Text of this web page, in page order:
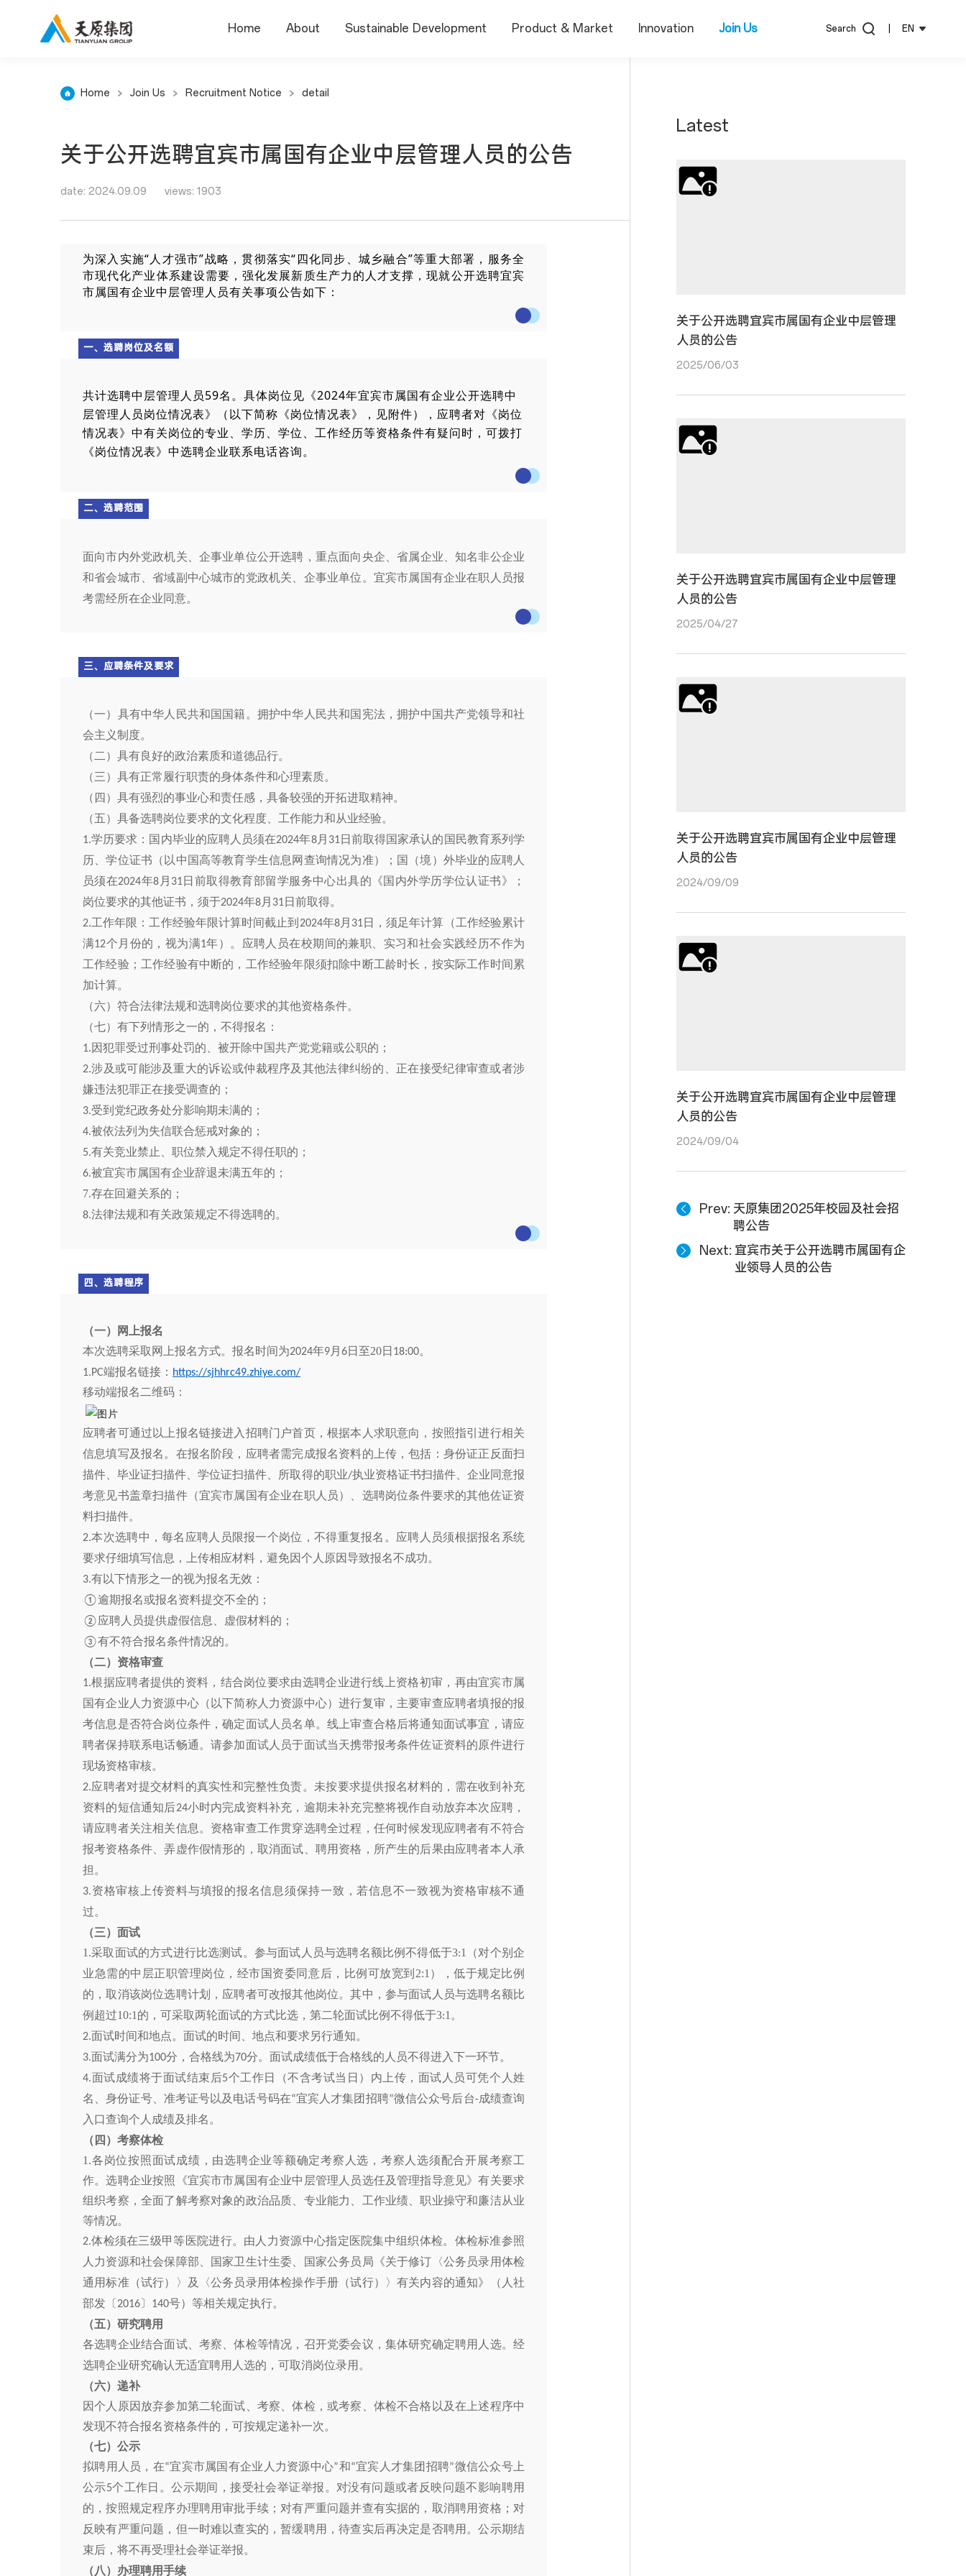
Home About Sustainable Development Product & Market Innovation Join Us Search EN
Home Join Us Recruitment Notice detail
关于公开选聘宜宾市属国有企业中层管理人员的公告
date: 2024.09.09 views: 1903
为深入实施“人才强市”战略，贯彻落实“四化同步、城乡融合”等重大部署，服务全
市现代化产业体系建设需要，强化发展新质生产力的人才支撑，现就公开选聘宜宾
市属国有企业中层管理人员有关事项公告如下：
一、选聘岗位及名额
共计选聘中层管理人员59名。具体岗位见《2024年宜宾市属国有企业公开选聘中
层管理人员岗位情况表》（以下简称《岗位情况表》，见附件），应聘者对《岗位
情况表》中有关岗位的专业、学历、学位、工作经历等资格条件有疑问时，可拨打
《岗位情况表》中选聘企业联系电话咨询。
二、选聘范围
面向市内外党政机关、企事业单位公开选聘，重点面向央企、省属企业、知名非公企业
和省会城市、省域副中心城市的党政机关、企事业单位。宜宾市属 国有企业在职 人员报
考需经所在企业同意。
三、应聘条件及要求
（一）具有中华人民共和国国籍。 拥护中华人民共和国宪法，拥护中国共产党领导和社
会主义制度。
（二） 具有良好的政治素质和道德品行。
（三）具有正常履行职责的身体条件和心理素质。
（ 四 ） 具有强烈的事业心和责任感，具备较强的开拓进取精神。
（五）具备选聘岗位要求的文化程度、工作能力和从业经验。
1.学历要求：国内毕业的应聘人员须在2024年8月 31 日前取得国家承认的国民教育系列学
历、学位证书（以中国高等教育学生信息网查询情况为准）；国（境）外毕业的应聘人
员须在2024年8 月 31日前取得教育部留学服务中心出具的《国内外学历学位认证书》；
岗位要求的其他证书，须于2024年8月 31日前取得。
2.工作年限：工作经验年限计算时间截止到 2024年8月 31日，须足年计算（工作经验累计
满12个月份的，视为满1年）。应聘人员在校期间的兼职、实习和社会实践经历不作为
工作经验；工作经验有中断的，工作经验年限须扣除中断工龄时长，按实际工作时间累
加计算。
（六）符合法律法规和选聘岗位要求的其他资格条件。
（七）有下列情形之一的 ，不得报名：
1.因犯罪受过刑事处罚的 被开除中国共产党党籍或公职的 ；
2.涉及或可能涉及重大的诉讼或仲裁程序及其他法律纠纷的、 正在接受纪律审查或者涉
嫌违法犯罪正在接受调查的 ；
3.受到党纪政务处分影响期未满的 ；
4.被依法列为失信联合惩戒对象的 ；
5.有关竞业禁止、职位禁入规定不得任职的；
6.被宜宾市属国有企业辞退未满五年的；
7.存在回避关系的；
8.法律法规和有关政策规定不得选聘的。
四、选聘程序
（一）网上报名
本次选聘采取网上报名方式。报名时间为2024年9月 6日至20日 18:00。
1.PC端报名链接： https://sjhhrc49.zhiye.com/
移动端报名二维码：
应聘者可通过以上报名链接进入招聘门户首页，根据本人求职意向，按照指引进行相关
信息填写及报名。在报名阶段，应聘者需完成报名资料的上传，包括：身份证正反面扫
描件、毕业证扫描件、学位证扫描件、所取得的职业/执业资格证书扫描件、企业同意报
考意见书盖章扫描件（宜宾市属 国有企业在职人员）、选聘岗位条件要求的其他佐证资
料扫描件。
2.本次选聘中，每名应聘人员限报一个岗位，不得重复报名。应聘人员须根据报名系统
要求仔细填写信息，上传相应材料，避免因个人原因导致报名不成功。
3.有以下情形之一的视为报名无效：
①逾期报名或报名资料提交不全的；
②应聘人员提供虚假信息、虚假材料的；
③有不符合报名条件情况的。
（二）资格审查
1.根据应聘者提供的资料，结合岗位要求由选聘企业进行线上资格初审，再由宜宾市属
国有企业人力资源中心（以下简称人力资源中心）进行复审，主要审查应聘者填报的报
考信息是否符合岗位条件，确定面试人员名单。线上审查合格后将通知面试事宜，请应
聘者保持联系电话畅通。请参加面试人员于面试当天携带报考条件佐证资料的原件进行
现场资格审核。
2.应聘者对提交材料的真实性和完整性负责。未按要求提供报名材料的，需在收到补充
资料的短信通知后24小时内完成资料补充，逾期未补充完整将视作自动放弃本次应聘，
请应聘者关注相关信息。资格审查工作贯穿选聘全过程，任何时候发现应聘者有不符合
报考资格条件、弄虚作假情形的，取消面试、聘用资格，所产生的后果由应聘者本人承
担。
3.资格审核上传资料与填报的报名信息须保持一致，若信息不一致视为资格审核不通
过。
（三）面试
1.采取面试的方式进行比选测试。参与面试人员与选聘名额比例不得低于3:1（对个别企
业急需的中层正职管理岗位，经市国资委同意后，比例可放宽到2:1），低于规定比例
的，取消该岗位选聘计划，应聘者可改报其他岗位。其中，参与面试人员与选聘名额比
例超过10:1的，可采取两轮面试的方式比选，第二轮面试比例不得低于3:1。
2.面试时间和地点。面试的时间、地点和要求另行通知。
3.面试满分为100分，合格线为70分。面试成绩低于合格线的人员不得进入下一环节。
4.面试成绩将于面试结束后5个工作日（不含考试当日）内上传， 面试人员可凭个人姓
名、身份证号、准考证号以及电话号码在“宜宾人才集团招聘”微信公众号后台-成绩查询
入口查询个人成绩及排名。
（四）考察体检
1.各岗位按照面试成绩，由选聘企业等额确定考察人选，考察人选须配合开展考察工
作。选聘企业按照《宜宾市市属国有企业中层管理人员选任及管理指导意见》有关要求
组织考察，全面了解考察对象的政治品质、专业能力、工作业绩、职业操守和廉洁从业
等情况。
2.体检须在三级甲等医院进行。 由人力资源中心指定医院集中组织体检。体检标准参照
人力资源和社会保障部、国家卫生计生委、国家公务员局《关于修订〈公务员录用体检
通用标准（试行）〉及〈公务员录用体检操作手册（试行）〉有关内容的通知》（人社
部发〔2016〕 140号）等相关规定执行。
（五）研究聘用
各选聘企业结合面试、考察、体检等情况，召开党委会议，集体研究确定聘用人选。经
选聘企业研究确认无适宜聘用人选的，可取消岗位录用。
（六）递补
因个人原因放弃参加第二轮面试、考察、体检，或考察、体检不合格以及在上述程序中
发现不符合报名资格条件的，可按规定递补一次。
（七）公示
拟聘用人员，在“宜宾市属国有企业人力资源中心”和“宜宾人才集团招聘”微信公众号上
公示5个工作日。公示期间，接受社会举证举报。对没有问题或者反映问题不影响聘用
的，按照规定程序办理聘用审批手续；对有严重问题并查有实据的，取消聘用资格；对
反映有严重问题，但一时难以查实的，暂缓聘用，待查实后再决定是否聘用。公示期结
束后，将不再受理社会举证举报。
（八）办理聘用手续
Latest
关于公开选聘宜宾市属国有企业中层管理
人员的公告
2025/06/03
关于公开选聘宜宾市属国有企业中层管理
人员的公告
2025/04/27
关于公开选聘宜宾市属国有企业中层管理
人员的公告
2024/09/09
关于公开选聘宜宾市属国有企业中层管理
人员的公告
2024/09/04
Prev 天原集团2025年校园及社会招
聘公告
Next 宜宾市关于公开选聘市属国有企
业领导人员的公告